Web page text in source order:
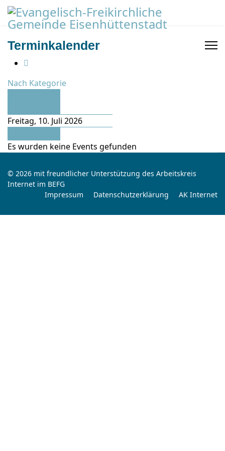
Terminkalender
Nach Kategorie
Freitag, 10. Juli 2026
Es wurden keine Events gefunden
© 2026 mit freundlicher Unterstützung des Arbeitskreis
Internet im BEFG
Impressum
Datenschutzerklärung AK Internet